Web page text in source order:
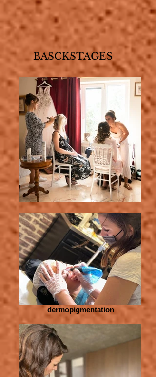
BASCKSTAGES
dermopigmentation